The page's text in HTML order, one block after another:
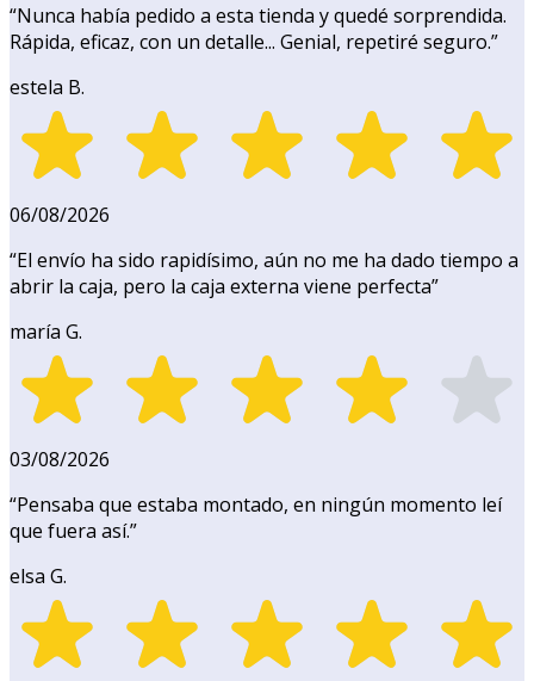
“Nunca había pedido a esta tienda y quedé sorprendida.
Rápida, eficaz, con un detalle... Genial, repetiré seguro.”
estela B.
06/08/2026
“El envío ha sido rapidísimo, aún no me ha dado tiempo a
abrir la caja, pero la caja externa viene perfecta”
maría G.
03/08/2026
“Pensaba que estaba montado, en ningún momento leí
que fuera así.”
elsa G.